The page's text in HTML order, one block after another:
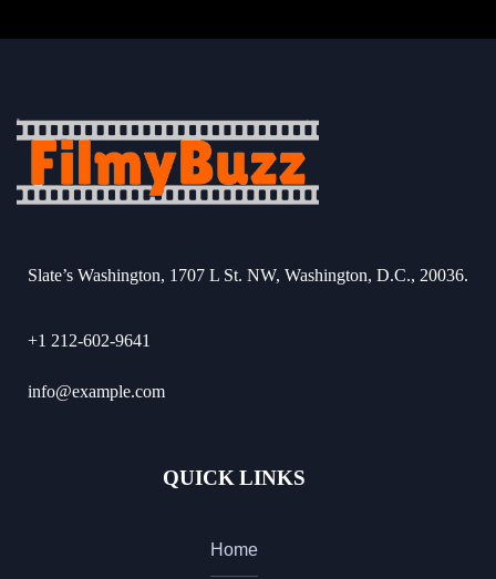
Slate’s Washington, 1707 L St. NW, Washington, D.C., 20036.
+1 212-602-9641
info@example.com
QUICK LINKS
Home